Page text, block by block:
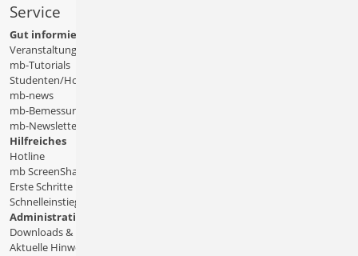
Service
Gut informiert
Veranstaltungen
mb-Tutorials
Studenten/Hochschule
mb-news
mb-Bemessungstafeln
mb-Newsletter
Hilfreiches
Hotline
mb ScreenShare
Erste Schritte
Schnelleinstiege & Doku
Administratives
Downloads & Patches
Aktuelle Hinweise